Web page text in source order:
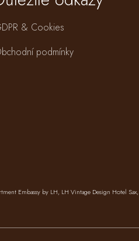
& Cookies
podmínky
Embassy by LH, LH Vintage Design Hotel Sax,